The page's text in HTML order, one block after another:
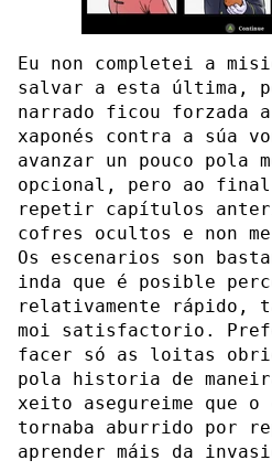
Eu non completei a
salvar a esta última,
narrado ficou forzada
xaponés contra a súa
avanzar un pouco pola
opcional, pero ao final
repetir capítulos
cofres ocultos e non
Os escenarios son
inda que é posible
relativamente rápido,
moi satisfactorio.
facer só as loitas
pola historia de
xeito asegureime que o
tornaba aburrido por
aprender máis da